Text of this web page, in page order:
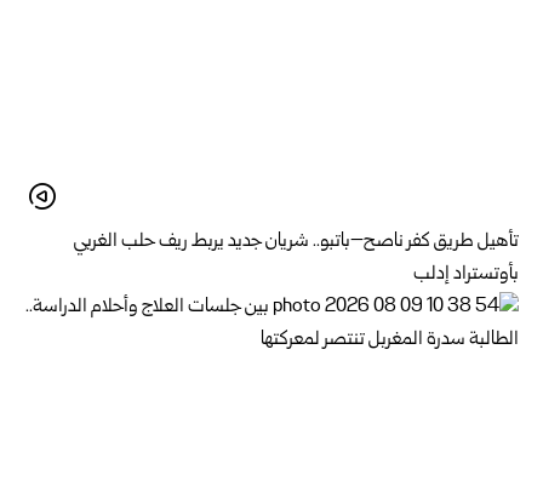
تأهيل طريق كفر ناصح–باتبو.. شريان جديد يربط ريف حلب الغربي
بأوتستراد إدلب